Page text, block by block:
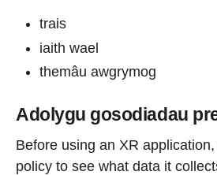
trais
iaith wael
themâu awgrymog
Adolygu gosodiadau
Before using an XR
policy to see what data it